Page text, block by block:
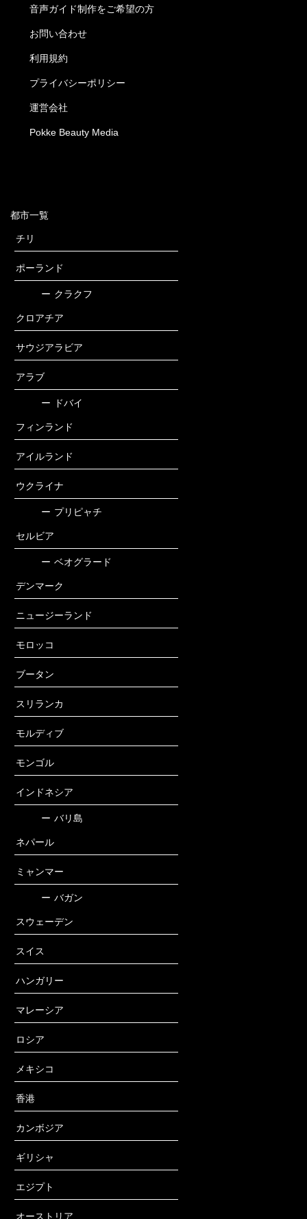
音声ガイド制作をご希望の方
お問い合わせ
利用規約
プライバシーポリシー
運営会社
Pokke Beauty Media
都市一覧
チリ
ポーランド
ー クラクフ
クロアチア
サウジアラビア
アラブ
ー ドバイ
フィンランド
アイルランド
ウクライナ
ー プリピャチ
セルビア
ー ベオグラード
デンマーク
ニュージーランド
モロッコ
ブータン
スリランカ
モルディブ
モンゴル
インドネシア
ー バリ島
ネパール
ミャンマー
ー バガン
スウェーデン
スイス
ハンガリー
マレーシア
ロシア
メキシコ
香港
カンボジア
ギリシャ
エジプト
オーストリア